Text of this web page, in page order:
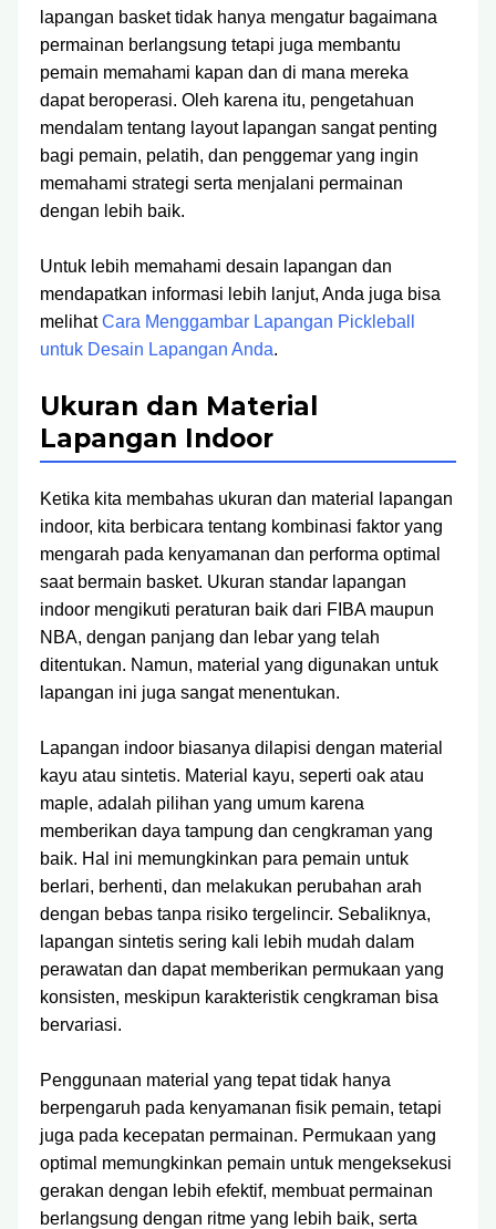
lapangan basket tidak hanya mengatur bagaimana
permainan berlangsung tetapi juga membantu
pemain memahami kapan dan di mana mereka
dapat beroperasi. Oleh karena itu, pengetahuan
mendalam tentang layout lapangan sangat penting
bagi pemain, pelatih, dan penggemar yang ingin
memahami strategi serta menjalani permainan
dengan lebih baik.
Untuk lebih memahami desain lapangan dan
mendapatkan informasi lebih lanjut, Anda juga bisa
melihatCara Menggambar Lapangan Pickleball
untuk Desain Lapangan Anda.
Ukuran dan Material
Lapangan Indoor
Ketika kita membahas ukuran dan material lapangan
indoor, kita berbicara tentang kombinasi faktor yang
mengarah pada kenyamanan dan performa optimal
saat bermain basket. Ukuran standar lapangan
indoor mengikuti peraturan baik dari FIBA maupun
NBA, dengan panjang dan lebar yang telah
ditentukan. Namun, material yang digunakan untuk
lapangan ini juga sangat menentukan.
Lapangan indoor biasanya dilapisi dengan material
kayu atau sintetis. Material kayu, seperti oak atau
maple, adalah pilihan yang umum karena
memberikan daya tampung dan cengkraman yang
baik. Hal ini memungkinkan para pemain untuk
berlari, berhenti, dan melakukan perubahan arah
dengan bebas tanpa risiko tergelincir. Sebaliknya,
lapangan sintetis sering kali lebih mudah dalam
perawatan dan dapat memberikan permukaan yang
konsisten, meskipun karakteristik cengkraman bisa
bervariasi.
Penggunaan material yang tepat tidak hanya
berpengaruh pada kenyamanan fisik pemain, tetapi
juga pada kecepatan permainan. Permukaan yang
optimal memungkinkan pemain untuk mengeksekusi
gerakan dengan lebih efektif, membuat permainan
berlangsung dengan ritme yang lebih baik, serta